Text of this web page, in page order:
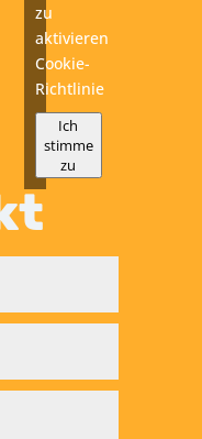
zu
aktivieren
Cookie-
Richtlinie
Ich
stimme
zu